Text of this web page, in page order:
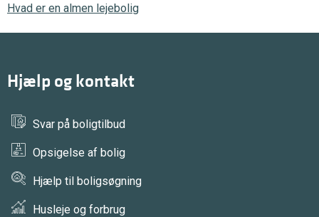
Hvad er en almen lejebolig
Hjælp og kontakt
Svar på boligtilbud
Opsigelse af bolig
Hjælp til boligsøgning
Husleje og forbrug